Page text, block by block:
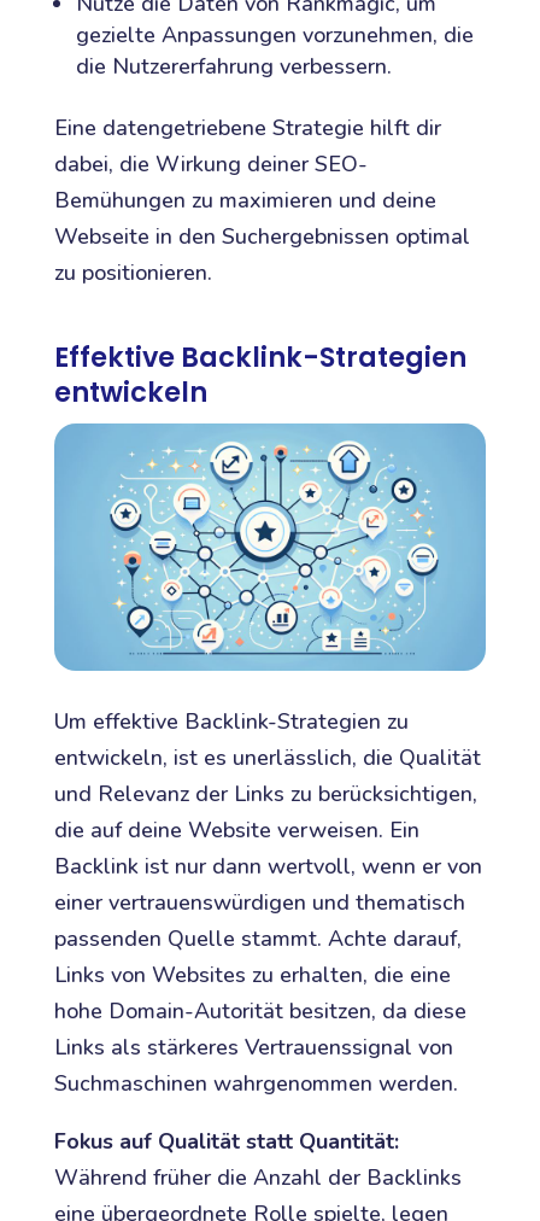
gezielte Anpassungen vorzunehmen, die
die Nutzererfahrung verbessern.
Eine datengetriebene Strategie hilft dir
dabei, die Wirkung deiner SEO-
Bemühungen zu maximieren und deine
Webseite in den Suchergebnissen optimal
zu positionieren.
Effektive Backlink-Strategien
entwickeln
Um effektive Backlink-Strategien zu
entwickeln, ist es unerlässlich, die Qualität
und Relevanz der Links zu berücksichtigen,
die auf deine Website verweisen. Ein
Backlink ist nur dann wertvoll, wenn er von
einer vertrauenswürdigen und thematisch
passenden Quelle stammt. Achte darauf,
Links von Websites zu erhalten, die eine
hohe Domain-Autorität besitzen, da diese
Links als stärkeres Vertrauenssignal von
Suchmaschinen wahrgenommen werden.
Fokus auf Qualität statt Quantität:
Während früher die Anzahl der Backlinks
eine übergeordnete Rolle spielte, legen